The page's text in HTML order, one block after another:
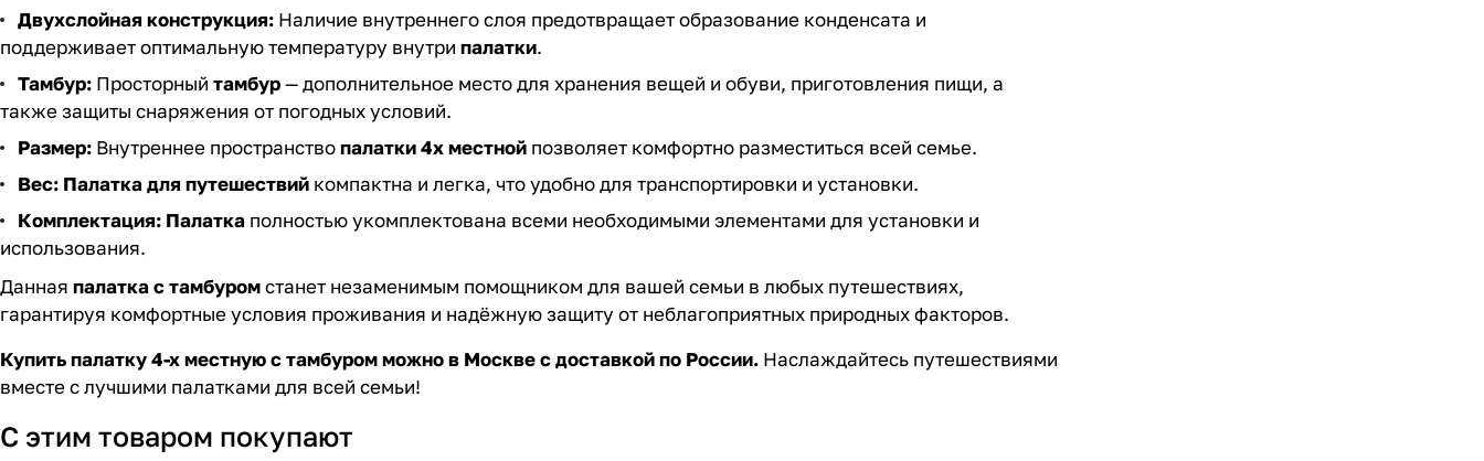
Двухслойная конструкция: Наличие внутреннего слоя предотвращает образование конденсата и
поддерживает оптимальную температуру внутри палатки.
Тамбур: Просторный тамбур— дополнительное место для хранения вещей и обуви, приготовления пищи, а
также защиты снаряжения от погодных условий.
Размер: Внутреннее пространствопалатки 4х местной позволяет комфортно разместиться всей семье.
Вес: Палатка для путешествий компактна и легка, что удобно для транспортировки и установки.
Комплектация: Палатка полностью укомплектована всеми необходимыми элементами для установки и
использования.
Данная палатка с тамбуромстанет незаменимым помощником для вашей семьи в любых путешествиях,
гарантируя комфортные условия проживания и надёжную защиту от неблагоприятных природных факторов.
Купить палатку 4-х местную с тамбуром можно в Москве с доставкой по России. Наслаждайтесь путешествиями
вместе с лучшими палатками для всей семьи!
С этим товаром покупают